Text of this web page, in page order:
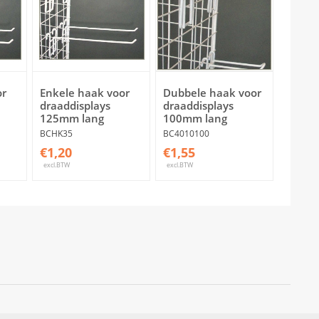
Enkele haak voor
draaddisplays
125mm lang
BCHK35
€1,20
excl.BTW
Dubbele haak voor
draaddisplays
100mm lang
BC4010100
€1,55
excl.BTW